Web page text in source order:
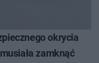
okrycia
zamknąć